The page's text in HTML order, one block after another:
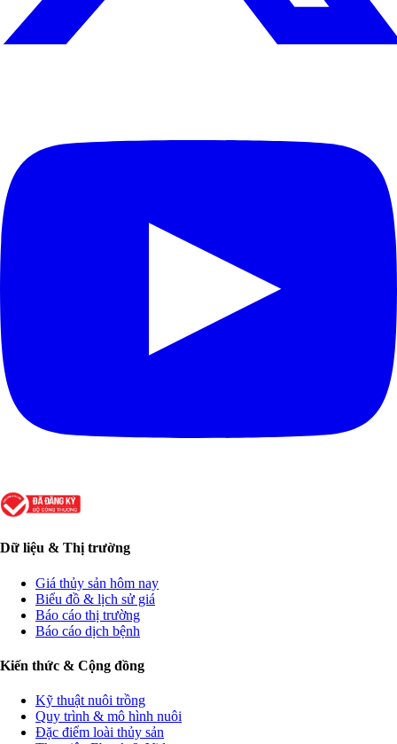
Dữ liệu & Thị trường
Giá thủy sản hôm nay
Biểu đồ & lịch sử giá
Báo cáo thị trường
Báo cáo dịch bệnh
Kiến thức & Cộng đồng
Kỹ thuật nuôi trồng
Quy trình & mô hình nuôi
Đặc điểm loài thủy sản